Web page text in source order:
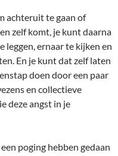
achteruit te gaan of
zelf komt, je kunt daarna
leggen, ernaar te kijken en
En je kunt dat zelf laten
doen door een paar
en collectieve
deze angst in je
poging hebben gedaan